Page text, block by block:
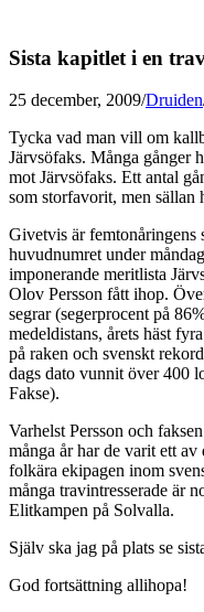
Sista kapitlet i en
25 december, 2009/Druiden
Tycka vad man vill om
Järvsöfaks. Många gånger
mot Järvsöfaks. Ett antal
som storfavorit, men sällan
Givetvis är femtonåringens
huvudnumret under
imponerande meritlista
Olov Persson fått ihop.
segrar (segerprocent på
medeldistans, årets häst
på raken och svenskt
dags dato vunnit över 400
Fakse).
Varhelst Persson och
många år har de varit ett av
folkära ekipagen inom
många travintresserade är
Elitkampen på Solvalla.
Själv ska jag på plats se
God fortsättning allihopa!